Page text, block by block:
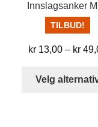
Innslagsanker
TILBUD!
kr 13,00 – kr
Velg